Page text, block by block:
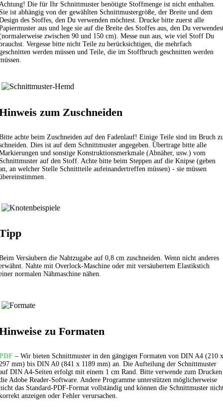
Die für Ihr Schnittmuster benötigte Stoffmenge ist nicht enthalten.
ist abhängig von der gewählten Schnittmustergröße, der Breite und dem
des Stoffes, den Du verwenden möchtest. Drucke bitte zuerst alle
aus und lege sie auf die Breite des Stoffes aus, den Du
zwischen 90 und 150 cm). Messe nun aus, wie viel Stoff Du
Vergesse bitte nicht Teile zu berücksichtigen, die mehrfach
werden müssen und Teile, die im Stoffbruch geschnitten werden
zum Zuschneiden
achte beim Zuschneiden auf den Fadenlauf! Einige Teile sind im Bruch
Dies ist auf dem Schnittmuster angegeben. Übertrage bitte alle
und sonstige Konstruktionsmerkmale (Abnäher, usw.) vom
auf den Stoff. Achte bitte beim Steppen auf die Knipse (geben
an welcher Stelle Schnittteile aufeinandertreffen müssen) - sie müssen
Versäubern die Nahtzugabe auf 0,8 cm zuschneiden. Wenn nicht anderes
Nahte mit Overlock-Maschine oder mit versäubertem Elastikstich
normalen Nähmaschine nähen.
zu Formaten
– Wir bieten Schnittmuster in den gängigen Formaten von DIN A4 (210 x
mm) bis DIN A0 (841 x 1189 mm) an. Die Aufteilung der Schnittmuster
DIN A4-Seiten erfolgt mit einem 1 cm Rand. Bitte verwende zum Drucken
Adobe Reader-Software. Andere Programme unterstützen möglicherweise
das Standard-PDF-Format vollständig und können die Schnittmuster
anzeigen oder Fehler verursachen.